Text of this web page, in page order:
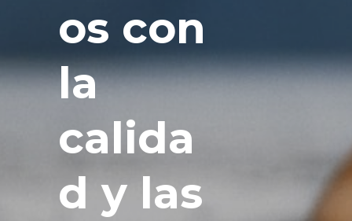
os con
la
calida
d y las